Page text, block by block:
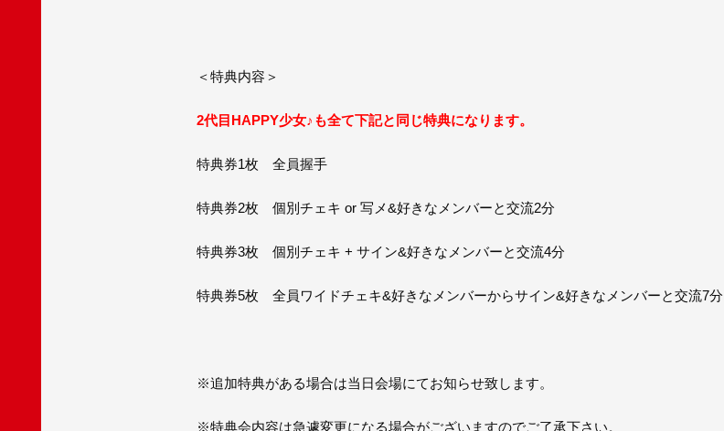
＜特典内容＞
2代目HAPPY少女♪も全て下記と同じ特典になります。
特典券1枚 全員握手
特典券2枚 個別チェキ or 写メ&好きなメンバーと交流2分
特典券3枚 個別チェキ + サイン&好きなメンバーと交流4分
特典券5枚 全員ワイドチェキ&好きなメンバーからサイン&好きなメンバーと交流7分
※追加特典がある場合は当日会場にてお知らせ致します。
※特典会内容は急遽変更になる場合がございますのでご了承下さい。